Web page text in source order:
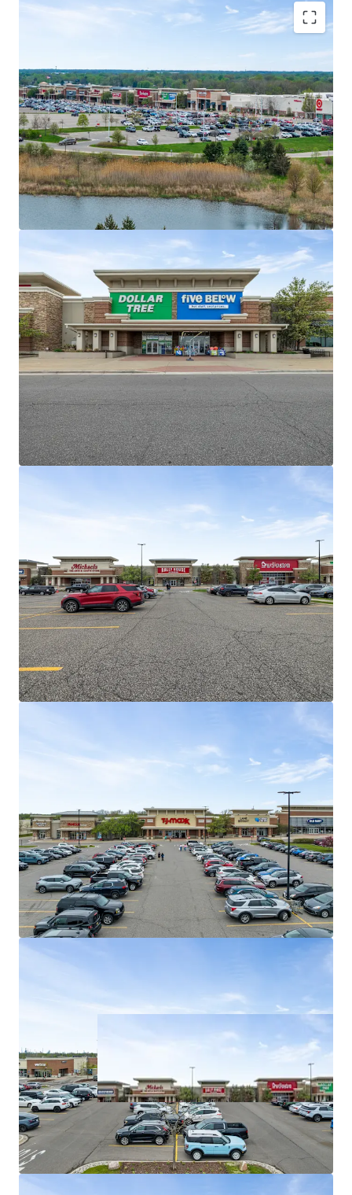
Market Dominant Shopping Center with
Exceptional Tenant Performance
#1 Most Trafficked Open-Air Shopping
Center in 15-Mile Radius
Tenant Performance State Rankings:
#1 TJX; #1 Ulta; #3 Burlington; #4 Five
Below; #4 Old Navy; #5 Target
Secure Income Stream with Multiple Anchor
Ideal income diversification with 45% of
income from Anchor and Jr. Anchor Tenants
Average historical occupancy of 98% over
past three years (2023-2025)
No tenant contributes more than 9% of
income
Outstanding Leasing Momentum and
Demonstrated Mark to Market Opportunities
15 Renewals across +130K SF over past 3
years
Old Navy recently recently agreed to
Michaels recently exercised five-year
option at 22% increase
Jimmy John's recently extended 10
years at 17% increase
Barnes and Noble recently extended,
converting from Gross to NNN
Burlington, Rally House, and Dollar
Tree successfully backfilled BB&B,
Pier 1, and GAP
Dominant National Tenant Lineup Retention
Weighted average lease term of 5.8 years
Shadow anchored by #5 most trafficked
Target (Fortune #41) in all of Michigan (1.5M
visitors)
Fairlane Green Phase II drives 5.7M
synergistic consumers to the asset annually